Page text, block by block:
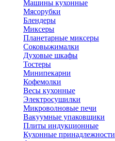
Машины кухонные
Мясорубки
Блендеры
Миксеры
Планетарные миксеры
Соковыжималки
Духовые шкафы
Тостеры
Минипекарни
Кофемолки
Весы кухонные
Электросушилки
Микроволновые печи
Вакуумные упаковщики
Плиты индукционные
Кухонные принадлежности